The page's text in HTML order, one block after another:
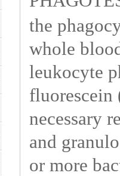
the
whole
leukocyte
fluorescein
necessary
and
or more